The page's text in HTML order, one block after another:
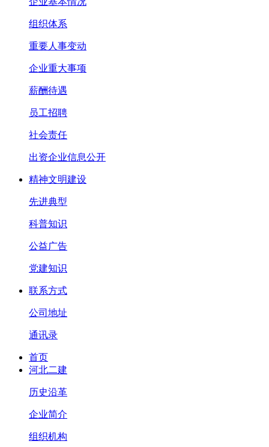
组织体系
重要人事变动
企业重大事项
薪酬待遇
员工招聘
社会责任
出资企业信息公开
精神文明建设
先进典型
科普知识
公益广告
党建知识
联系方式
公司地址
通讯录
首页
河北二建
历史沿革
企业简介
组织机构